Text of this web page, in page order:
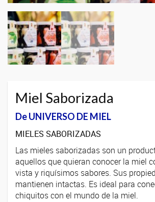
Miel Saborizada
De UNIVERSO DE MIEL
MIELES SABORIZADAS
Las mieles saborizadas son un
aquellos que quieran conocer la miel
vista y riquísimos sabores. Sus
mantienen intactas. Es ideal para
chiquitos con el mundo de la miel.